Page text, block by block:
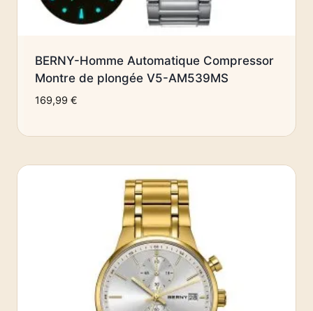
BERNY-Homme Automatique Compressor
Montre de plongée V5-AM539MS
169,99 €